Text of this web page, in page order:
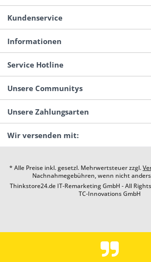
Kundenservice
Informationen
Service Hotline
Unsere Communitys
Unsere Zahlungsarten
Wir versenden mit:
* Alle Preise inkl. gesetzl. Mehrwertsteuer zzgl.
Nachnahmegebühren, wenn nicht
Thinkstore24.de IT-Remarketing GmbH - All Rights
TC-Innovations GmbH